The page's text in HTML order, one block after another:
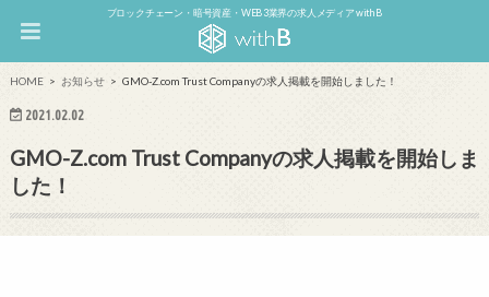
ブロックチェーン・暗号資産・WEB3業界の求人メディア withB
HOME お知らせ GMO-Z.com Trust Companyの求人掲載を開始しました！
2021.02.02
GMO-Z.com Trust Companyの求人掲載を開始しま
した！